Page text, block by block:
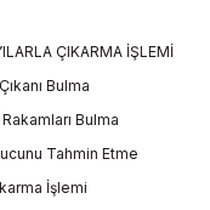
ÇIKARMA İŞLEMİ
Bulma
Bulma
Tahmin Etme
İşlemi